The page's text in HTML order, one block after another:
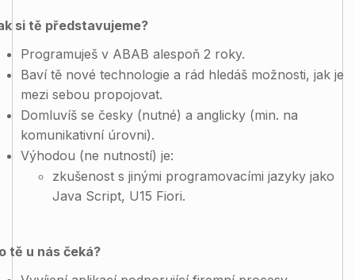
si tě představujeme?
Programuješ v ABAB alespoň 2 roky.
Baví tě nové technologie a rád hledáš možnosti, jak je
mezi sebou propojovat.
Domluvíš se česky (nutné) a anglicky (min. na
komunikativní úrovni).
Výhodou (ne nutností) je:
zkušenost s jinými programovacími jazyky jako
Java Script, U15 Fiori.
tě u nás čeká?